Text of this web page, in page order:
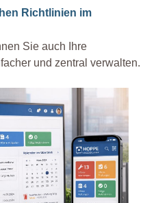
Richtlinien im
Sie auch Ihre
und zentral verwalten.